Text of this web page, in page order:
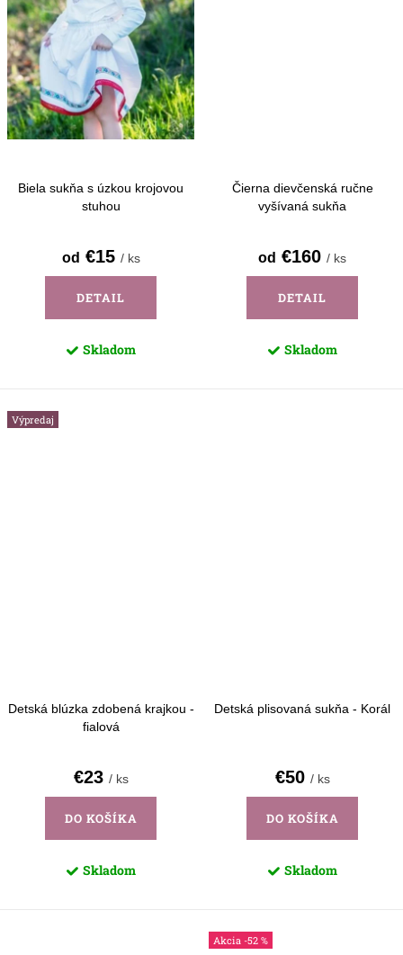
Biela sukňa s úzkou krojovou
stuhou
od €15 / ks
DETAIL
Skladom
Čierna dievčenská ručne
vyšívaná sukňa
od €160 / ks
DETAIL
Skladom
Výpredaj
Detská blúzka zdobená krajkou -
fialová
€23 / ks
DO KOŠÍKA
Skladom
Detská plisovaná sukňa - Korál
€50 / ks
DO KOŠÍKA
Skladom
-52 %